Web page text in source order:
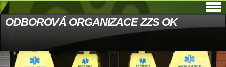
ODBOROVÁ ORGANIZACE ZZS OK